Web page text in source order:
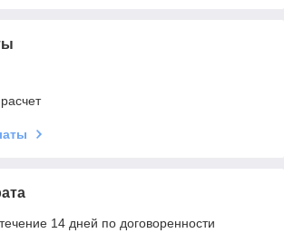
14 дней по договоренности